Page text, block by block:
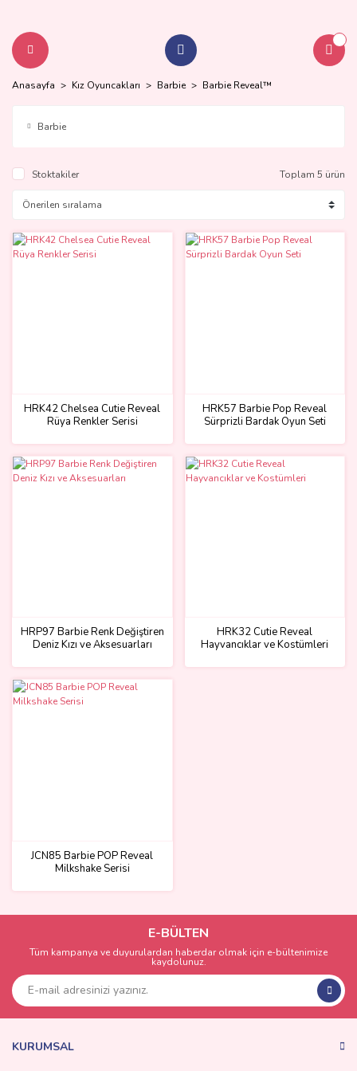
Anasayfa Kız Oyuncakları Barbie Barbie Reveal™
Barbie
Stoktakiler Toplam 5 ürün
HRK42 Chelsea Cutie Reveal
Rüya Renkler Serisi
HRK57 Barbie Pop Reveal
Sürprizli Bardak Oyun Seti
HRP97 Barbie Renk Değiştiren
Deniz Kızı ve Aksesuarları
HRK32 Cutie Reveal
Hayvancıklar ve Kostümleri
JCN85 Barbie POP Reveal
Milkshake Serisi
E-BÜLTEN
Tüm kampanya ve duyurulardan haberdar olmak için e-bültenimize
kaydolunuz.
KURUMSAL